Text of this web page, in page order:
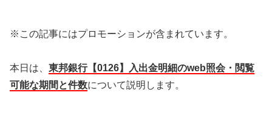
※この記事にはプロモーションが含まれています。
本日は、 東邦銀行【0126】入出金明細のweb照会・閲覧
可能な期間と件数について説明します。